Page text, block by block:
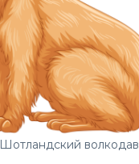
Шотландский волкодав